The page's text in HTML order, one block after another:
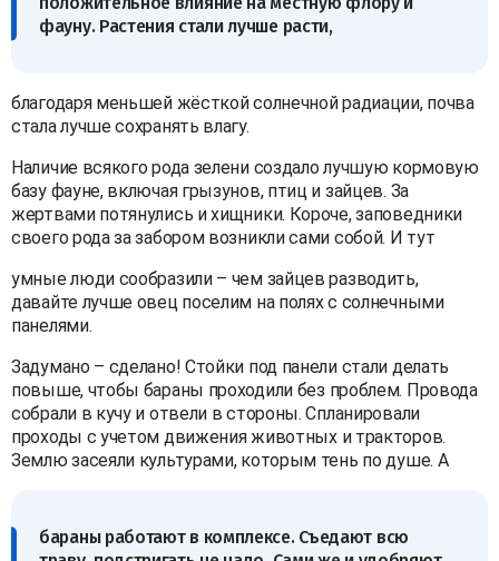
фауну. Растения стали лучше расти,
благодаря меньшей жёсткой солнечной радиации, почва
стала лучше сохранять влагу.
Наличие всякого рода зелени создало лучшую кормовую
базу фауне, включая грызунов, птиц и зайцев. За
жертвами потянулись и хищники. Короче, заповедники
своего рода за забором возникли сами собой. И тут
умные люди сообразили – чем зайцев разводить,
давайте лучше овец поселим на полях с солнечными
панелями.
Задумано – сделано! Стойки под панели стали делать
повыше, чтобы бараны проходили без проблем. Провода
собрали в кучу и отвели в стороны. Спланировали
проходы с учетом движения животных и тракторов.
Землю засеяли культурами, которым тень по душе. А
бараны работают в комплексе. Съедают всю